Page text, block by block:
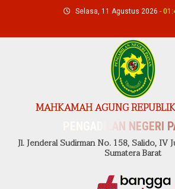
content
Selasa, 11 Agustus 2026 -
MAHKAMAH AGUNG
PENGADILAN NEGERI
Jl. Jenderal Sudirman No. 158, Salido, IV
Sumatera Barat